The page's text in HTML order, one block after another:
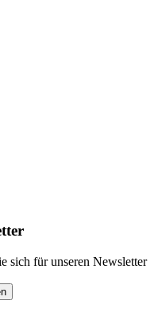
sich für unseren Newsletter